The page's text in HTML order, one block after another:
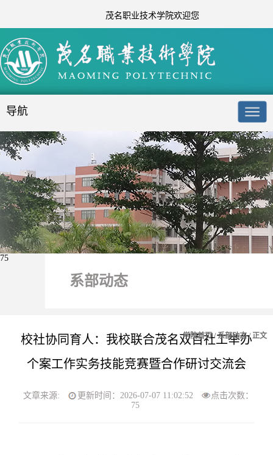
茂名职业技术学院欢迎您
导航
系部动态
学院首页/系部动态/ 正文
75
校社协同育人：我校联合茂名双百社工举办
个案工作实务技能竞赛暨合作研讨交流会
文章来源: 更新时间：2026-07-07 11:02:52
点击次数：
75